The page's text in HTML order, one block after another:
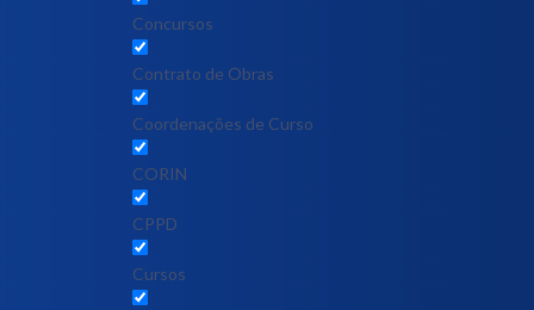
Concursos
Contrato de Obras
Coordenações de Curso
CORIN
CPPD
Cursos